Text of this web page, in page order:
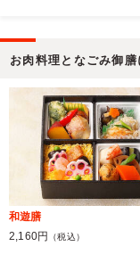
お肉料理となごみ御
和遊膳
2,160円
（税込）